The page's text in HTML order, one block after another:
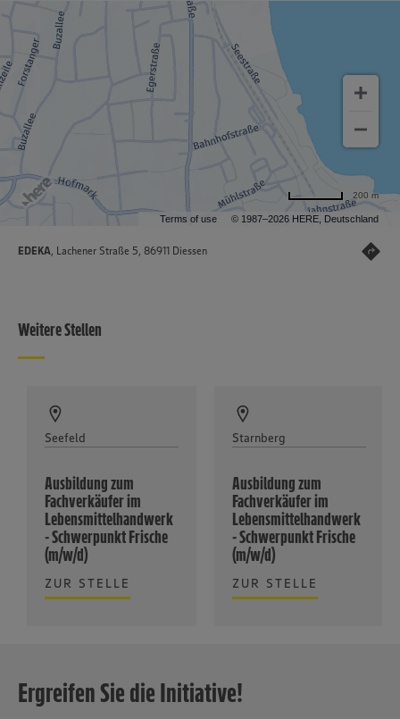
Terms of use © 1987–2026 HERE, Deutschland
200 m
EDEKA, Lachener Straße 5, 86911 Diessen
Weitere Stellen
Seefeld
Ausbildung zum
Fachverkäufer im
Lebensmittelhandwerk
- Schwerpunkt Frische
(m/w/d)
ZUR STELLE
Starnberg
Ausbildung zum
Fachverkäufer im
Lebensmittelhandwerk
- Schwerpunkt Frische
(m/w/d)
ZUR STELLE
Ergreifen Sie die Initiative!